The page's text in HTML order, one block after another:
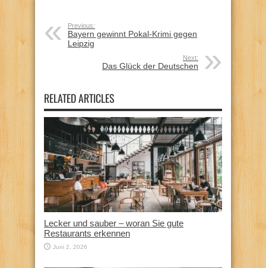
Previous:
Bayern gewinnt Pokal-Krimi gegen
Leipzig
Next:
Das Glück der Deutschen
RELATED ARTICLES
Lecker und sauber – woran Sie gute
Restaurants erkennen
Juni 2, 2026